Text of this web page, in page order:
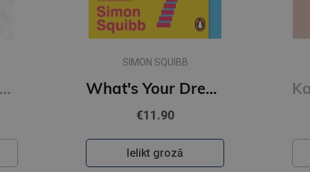
King of Sloth #4 Kings of Sin: addictive billionaire romance from the author of the Twisted series
SIMON SQUIBB
What's Your Dream? : Find Your Passion. Love Your Work. Build a Richer Life.
€11.90
Ielikt grozā